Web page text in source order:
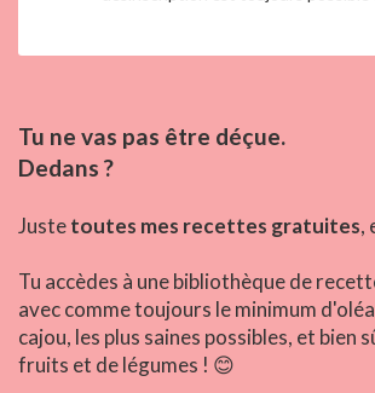
Tu ne vas pas être déçue.
Dedans ?
Justetoutes mes recettes gratuites,
Tu accèdes à une bibliothèque de
avec comme toujours le minimum
cajou, les plus saines possibles, et bien
fruits et de légumes ! 😊